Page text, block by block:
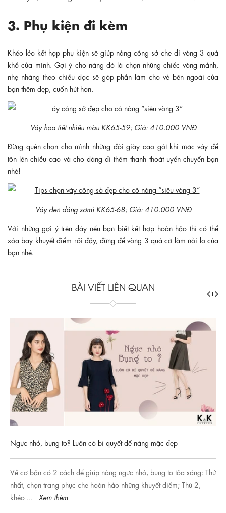
3. Phụ kiện đi kèm
Khéo léo kết hợp phụ kiện sẽ giúp nàng công sở che đi vòng 3 quá
khổ của mình. Gợi ý cho nàng đó là chọn những chiếc vòng mảnh,
nhẹ nhàng theo chiều dọc sẽ góp phần làm cho vẻ bên ngoài của
bạn thêm đẹp, cuốn hút hơn.
Váy họa tiết nhiều màu KK65-59; Giá: 410.000 VNĐ
Đừng quên chọn cho mình những đôi giày cao gót khi mặc váy để
tôn lên chiều cao và cho dáng đi thêm thanh thoát uyển chuyển bạn
nhé!
Váy đen dáng sơmi KK65-68; Giá: 410.000 VNĐ
Với những gợi ý trên đây nếu bạn biết kết hợp hoàn hảo thì có thể
xóa bay khuyết điểm rồi đấy, đừng để vòng 3 quá cỡ làm nỗi lo của
bạn nhé.
BÀI VIẾT LIÊN QUAN
Ngực nhỏ, bụng to? Luôn có bí quyết để nàng mặc đẹp
Về cơ bản có 2 cách để giúp nàng ngực nhỏ, bụng to tỏa sáng: Thứ
nhất, chọn trang phục che hoàn hảo những khuyết điểm; Thứ 2,
khéo ...
Xem thêm